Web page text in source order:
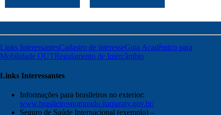
Links InteressantesCadastro de interesseGuia Acadêmico para
Mobilidade OUTRegulamento de Intercâmbio
Links Interessantes
Informações para brasileiros no exterior:
www.brasileirosnomundo.itamaraty.gov.br/
Seguro de Saúde Internacional (exemplo) –